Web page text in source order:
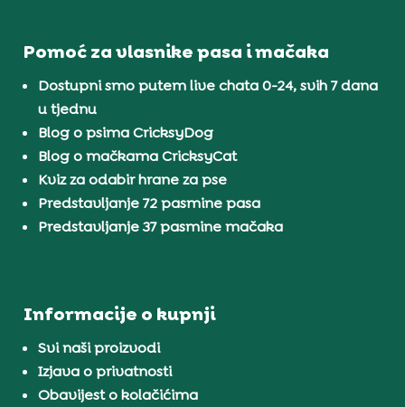
Pomoć za vlasnike pasa i mačaka
Dostupni smo putem live chata 0-24, svih 7 dana
u tjednu
Blog o psima CricksyDog
Blog o mačkama CricksyCat
Kviz za odabir hrane za pse
Predstavljanje 72 pasmine pasa
Predstavljanje 37 pasmine mačaka
Informacije o kupnji
Svi naši proizvodi
Izjava o privatnosti
Obavijest o kolačićima